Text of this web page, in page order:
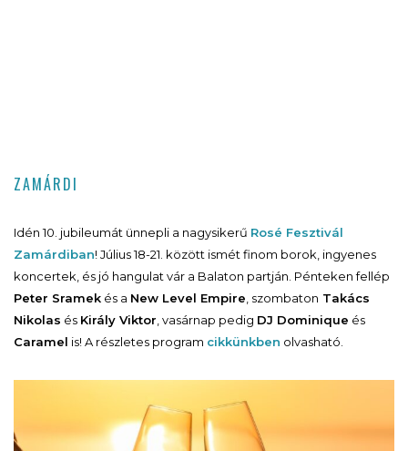
ZAMÁRDI
Idén 10. jubileumát ünnepli a nagysikerű Rosé Fesztivál
Zamárdiban! Július 18-21. között ismét finom borok, ingyenes
koncertek, és jó hangulat vár a Balaton partján. Pénteken fellép
Peter Sramek és a New Level Empire , szombaton Takács
Nikolas és Király Viktor , vasárnap pedig DJ Dominique és
Caramel is! A részletes program cikkünkben olvasható.